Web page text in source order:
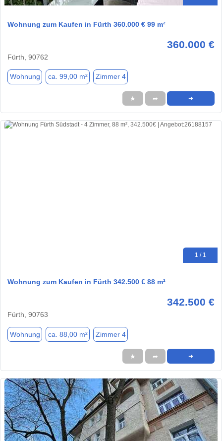
Wohnung zum Kaufen in Fürth 360.000 € 99 m²
360.000 €
Fürth, 90762
Wohnung ca. 99,00 m² Zimmer 4
★ ➦ ➜
1 / 1
Wohnung zum Kaufen in Fürth 342.500 € 88 m²
342.500 €
Fürth, 90763
Wohnung ca. 88,00 m² Zimmer 4
★ ➦ ➜